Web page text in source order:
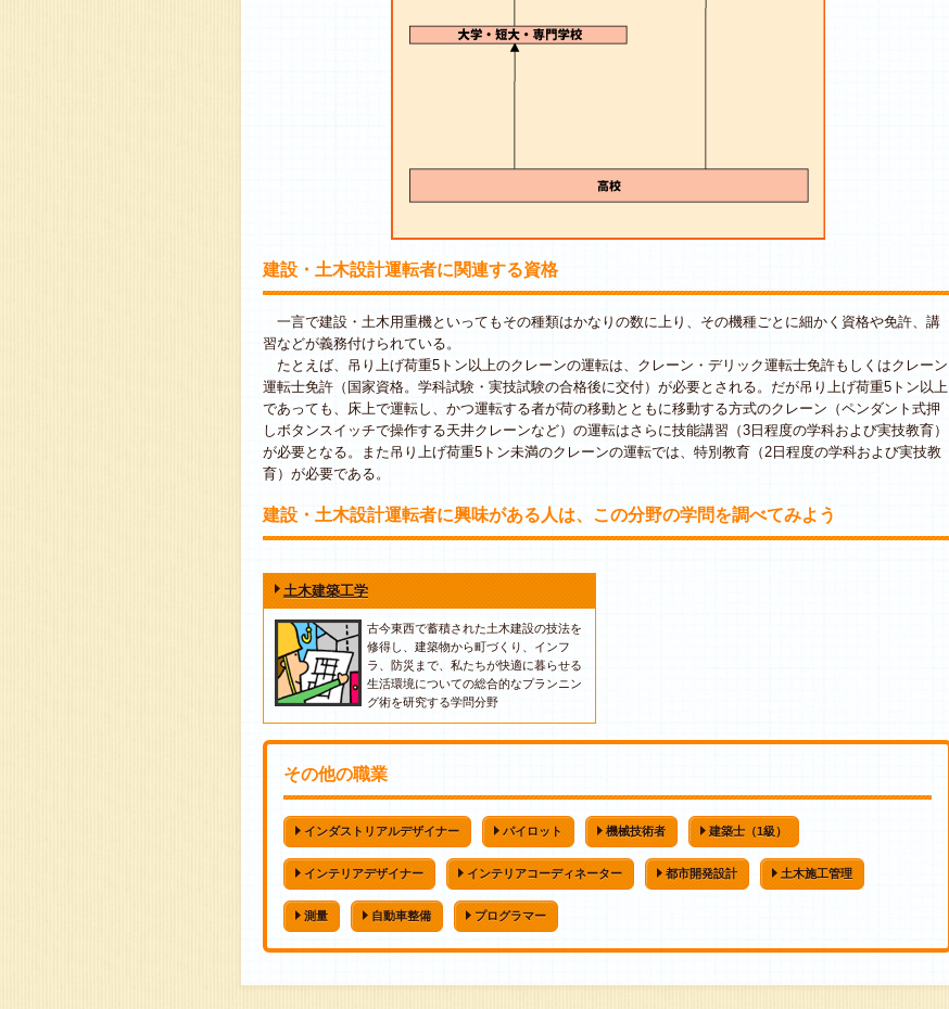
建設・土木設計運転者に関連する資格
一言で建設・土木用重機といってもその種類はかなりの数に上り、その機種ごとに細かく資格や免許、講
習などが義務付けられている。
たとえば、吊り上げ荷重5トン以上のクレーンの運転は、クレーン・デリック運転士免許もしくはクレーン
運転士免許（国家資格。学科試験・実技試験の合格後に交付）が必要とされる。だが吊り上げ荷重5トン以上
であっても、床上で運転し、かつ運転する者が荷の移動とともに移動する方式のクレーン（ペンダント式押
しボタンスイッチで操作する天井クレーンなど）の運転はさらに技能講習（3日程度の学科および実技教育）
が必要となる。また吊り上げ荷重5トン未満のクレーンの運転では、特別教育（2日程度の学科および実技教
育）が必要である。
建設・土木設計運転者に興味がある人は、この分野の学問を調べてみよう
土木建築工学
古今東西で蓄積された土木建設の技法を
修得し、建築物から町づくり、インフ
ラ、防災まで、私たちが快適に暮らせる
生活環境についての総合的なプランニン
グ術を研究する学問分野
その他の職業
インダストリアルデザイナー パイロット 機械技術者 建築士（1級）
インテリアデザイナー インテリアコーディネーター 都市開発設計 土木施工管理
測量 自動車整備 プログラマー